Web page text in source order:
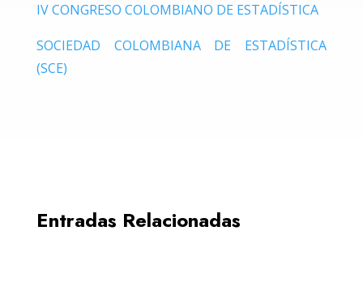
IV CONGRESO COLOMBIANO DE ESTADÍSTICA
SOCIEDAD COLOMBIANA DE ESTADÍSTICA
(SCE)
Entradas Relacionadas